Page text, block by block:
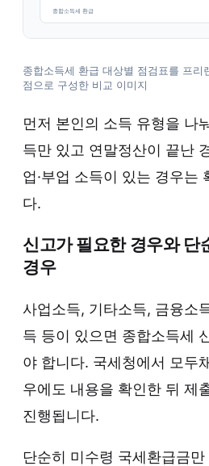
종합소득세 환급 대상별 점검표를 프리
점으로 구성한 비교 이미지
먼저 본인의 소득 유형을 나
득만 있고 연말정산이 끝난
업·부업 소득이 있는 경우는
다.
신고가 필요한 경우와 단
경우
사업소득, 기타소득, 금융소
득 등이 있으면 종합소득세
야 합니다. 국세청에서 모두
우에도 내용을 확인한 뒤 제
진행됩니다.
단순히 미수령 국세환급금